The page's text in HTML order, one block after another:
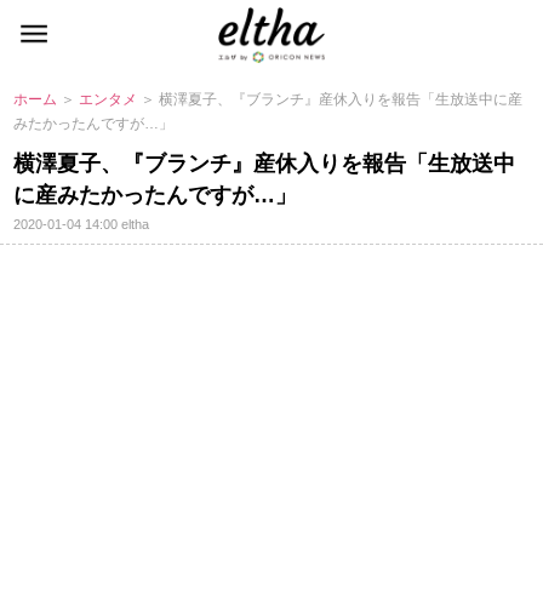
ホーム ＞ エンタメ ＞ 横澤夏子、『ブランチ』産休入りを報告「生放送中に産
みたかったんですが…」
横澤夏子、『ブランチ』産休入りを報告「生放送中
に産みたかったんですが…」
2020-01-04 14:00eltha